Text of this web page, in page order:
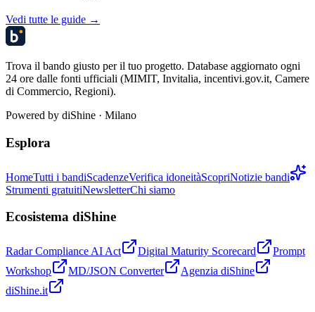
Vedi tutte le guide →
Trova il bando giusto per il tuo progetto. Database aggiornato ogni
24 ore dalle fonti ufficiali (MIMIT, Invitalia, incentivi.gov.it, Camere
di Commercio, Regioni).
Powered by diShine · Milano
Esplora
HomeTutti i bandiScadenzeVerifica idoneitàScopriNotizie bandi
Strumenti gratuitiNewsletterChi siamo
Ecosistema diShine
Radar Compliance AI Act Digital Maturity Scorecard
Prompt
Workshop
MD/JSON Converter
Agenzia diShine
diShine.it